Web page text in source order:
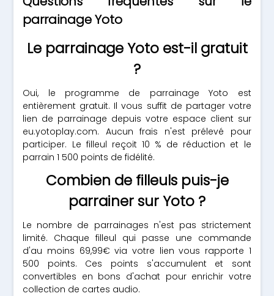
parrainage Yoto
Le parrainage Yoto est-il gratuit
?
Oui, le programme de parrainage Yoto est
entièrement gratuit. Il vous suffit de partager votre
lien de parrainage depuis votre espace client sur
eu.yotoplay.com. Aucun frais n'est prélevé pour
participer. Le filleul reçoit 10 % de réduction et le
parrain 1 500 points de fidélité.
Combien de filleuls puis-je
parrainer sur Yoto ?
Le nombre de parrainages n'est pas strictement
limité. Chaque filleul qui passe une commande
d'au moins 69,99€ via votre lien vous rapporte 1
500 points. Ces points s'accumulent et sont
convertibles en bons d'achat pour enrichir votre
collection de cartes audio.